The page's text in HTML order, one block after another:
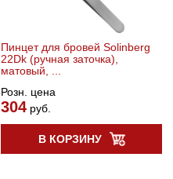
Пинцет для бровей Solinberg
22Dk (ручная заточка),
матовый, ...
Розн. цена
304 руб.
В КОРЗИНУ